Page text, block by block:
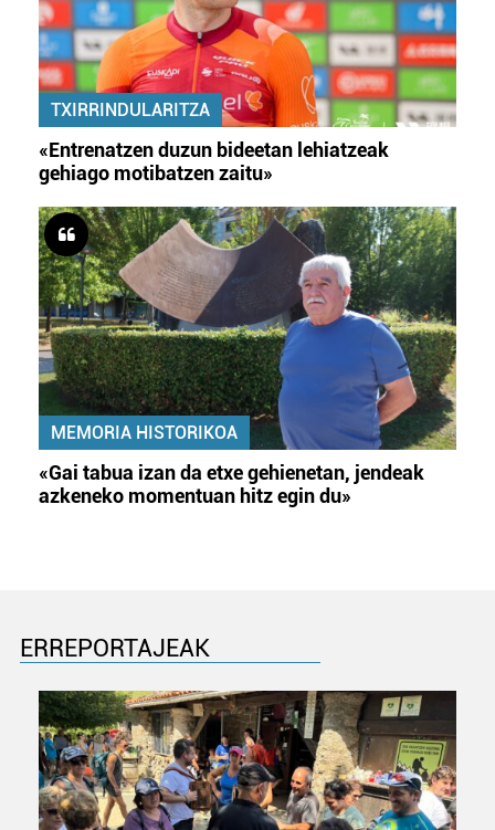
TXIRRINDULARITZA
«Entrenatzen duzun bideetan lehiatzeak
gehiago motibatzen zaitu»
MEMORIA HISTORIKOA
«Gai tabua izan da etxe gehienetan, jendeak
azkeneko momentuan hitz egin du»
ERREPORTAJEAK